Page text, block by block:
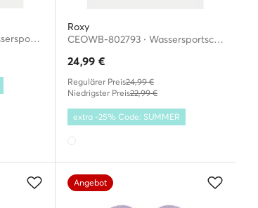
CEO-WP80-26006 · Wassersportschuhe
Roxy
CEOWB-802793 · Wassersportschuhe
24,99 €
Regulärer Preis24,99 €
Niedrigster Preis22,99 €
extra -25% Code: SUMMER
Angebot